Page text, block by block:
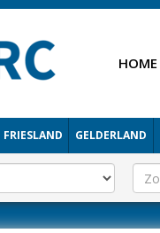
HOME
FRIESLAND GELDERLAND